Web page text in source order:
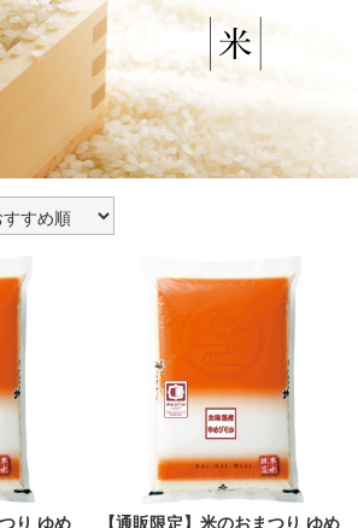
り ゆめ
【通販限定】米のおまつり ゆめ